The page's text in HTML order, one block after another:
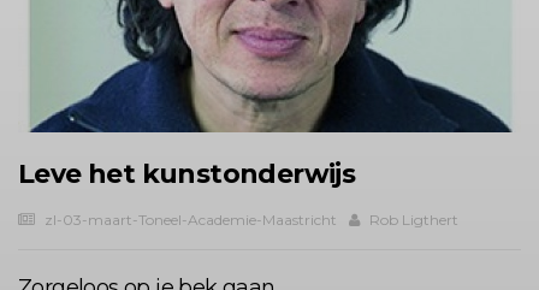
Leve het kunstonderwijs
zl-03-maart-Toneel-Academie-Maastricht Rob Ligthert